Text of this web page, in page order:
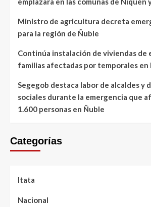
Ministro de agricultura decreta
para la región de Ñuble
Continúa instalación de viviendas de
familias afectadas por temporales en
Segegob destaca labor de alcaldes y
sociales durante la emergencia que
1.600 personas en Ñuble
Categorías
Itata
Nacional